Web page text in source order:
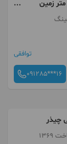
فروش آپارتمان ۴۸۰ متر زمین
توافقی
091285***16